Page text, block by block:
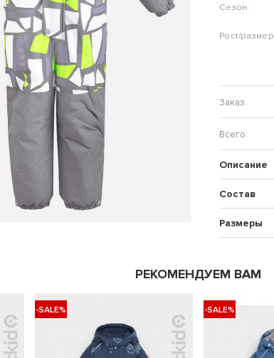
Сезон:
Описание
Состав
Размеры
РЕКОМЕНДУЕМ ВАМ
-SALE% -SALE%